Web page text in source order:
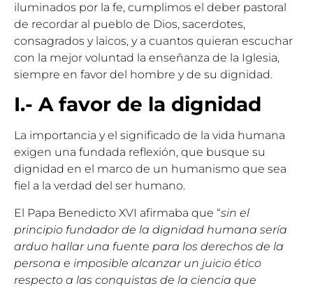
iluminados por la fe, cumplimos el deber pastoral
de recordar al pueblo de Dios, sacerdotes,
consagrados y laicos, y a cuantos quieran escuchar
con la mejor voluntad la enseñanza de la Iglesia,
siempre en favor del hombre y de su dignidad.
I.- A favor de la dignidad
La importancia y el significado de la vida humana
exigen una fundada reflexión, que busque su
dignidad en el marco de un humanismo que sea
fiel a la verdad del ser humano.
El Papa Benedicto XVI afirmaba que “sin el
principio fundador de la dignidad humana sería
arduo hallar una fuente para los derechos de la
persona e imposible alcanzar un juicio ético
respecto a las conquistas de la ciencia que